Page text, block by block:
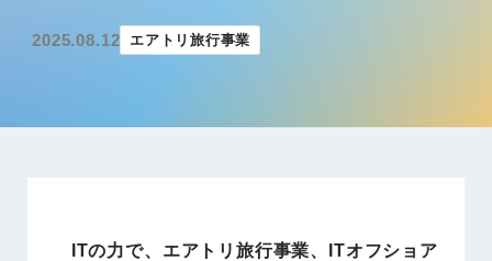
2025.08.12 エアトリ旅行事業
ITの力で、エアトリ旅行事業、ITオフショア